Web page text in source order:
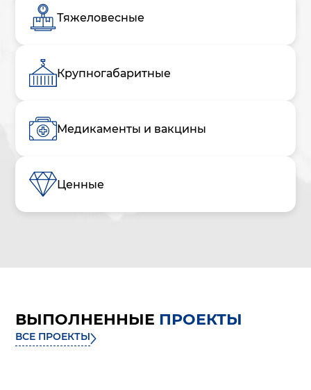
Тяжеловесные
Крупногабаритные
Медикаменты и вакцины
Ценные
ВЫПОЛНЕННЫЕ ПРОЕКТЫ
ВСЕ ПРОЕКТЫ